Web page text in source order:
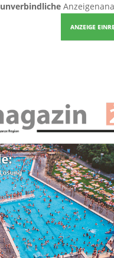
unverbindliche
ANZEIGE